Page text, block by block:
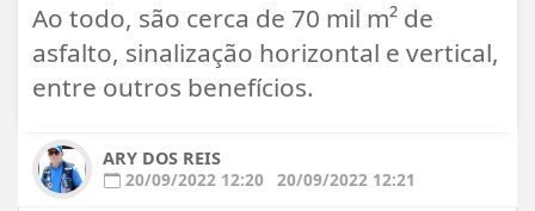
Ao todo, são cerca de 70 mil m² de
asfalto, sinalização horizontal e vertical,
entre outros benefícios.
ARY DOS REIS
20/09/2022 12:20
20/09/2022 12:21